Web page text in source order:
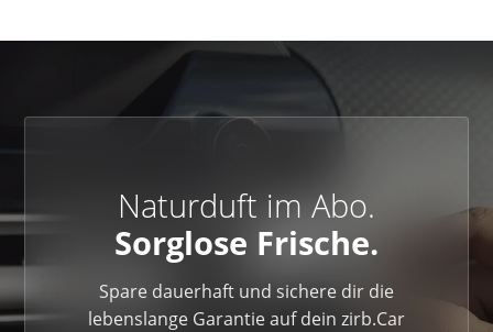
verschlucken oder in die Augen bringen) gefährlich
zudem deine Lüftungslamellen vor Kratzern. Solange
du den Duftkern wie vorgesehen in der Aluminium-
Halterung nutzt, besteht keine Gefahr für
Naturduft im Abo.
Sorglose Frische.
Spare dauerhaft und sichere dir die
lebenslange Garantie auf dein zirb.Car